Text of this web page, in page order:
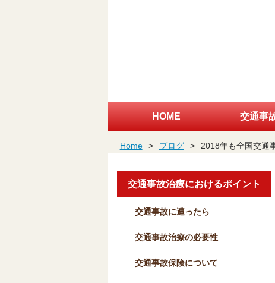
HOME 交通事
Home > ブログ > 2018年も全国交通
交通事故治療におけるポイント
交通事故に遭ったら
交通事故治療の必要性
交通事故保険について